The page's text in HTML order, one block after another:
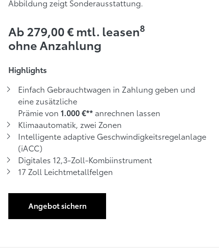
Abbildung zeigt Sonderausstattung.
Ab 279,00 € mtl. leasen8
ohne Anzahlung
Highlights
Einfach Gebrauchtwagen in Zahlung geben und
eine zusätzliche
Prämie von 1.000 €** anrechnen lassen
Klimaautomatik, zwei Zonen
Intelligente adaptive Geschwindigkeitsregelanlage
(iACC)
Digitales 12,3-Zoll-Kombiinstrument
17 Zoll Leichtmetallfelgen
Angebot sichern